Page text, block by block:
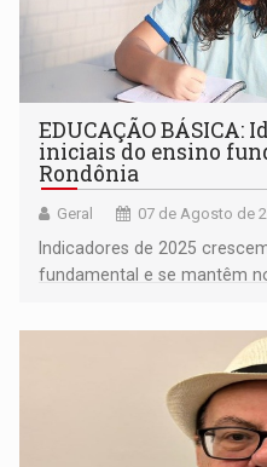
EDUCAÇÃO BÁSICA:
iniciais do ensino
Rondônia
Geral 07 de Agosto de
Indicadores de 2025
fundamental e se mantêm